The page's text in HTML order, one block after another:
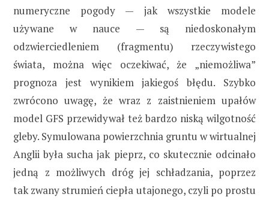
numeryczne pogody — jak wszystkie modele
używane w nauce — są niedoskonałym
odzwierciedleniem (fragmentu) rzeczywistego
świata, można więc oczekiwać, że „niemożliwa”
prognoza jest wynikiem jakiegoś błędu. Szybko
zwrócono uwagę, że wraz z zaistnieniem upałów
model GFS przewidywał też bardzo niską wilgotność
gleby. Symulowana powierzchnia gruntu w wirtualnej
Anglii była sucha jak pieprz, co skutecznie odcinało
jedną z możliwych dróg jej schładzania, poprzez
tak zwany strumień ciepła utajonego, czyli po prostu